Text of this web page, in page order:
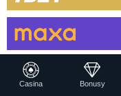
Hrajte zodpovědně.
hazardní hře může
Casina Bonusy